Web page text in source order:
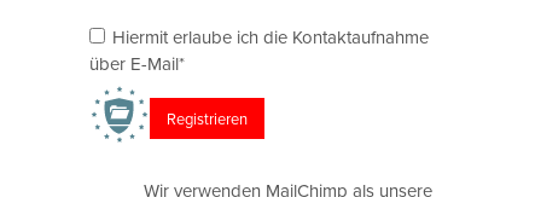
Hiermit erlaube ich die Kontaktaufnahme
über E-Mail*
Wir verwenden MailChimp als unsere